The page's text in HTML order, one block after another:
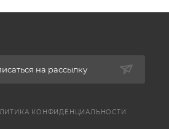
на рассылку
КОНФИДЕНЦИАЛЬНОСТИ